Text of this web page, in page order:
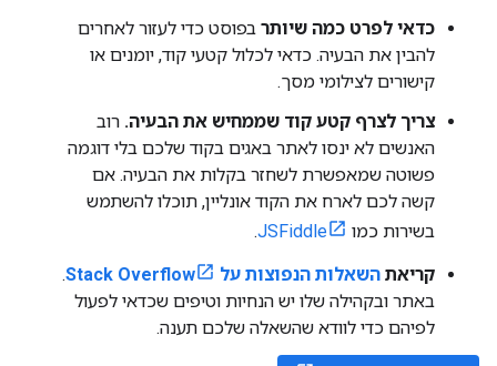
כדאי לפרט כמה שיותר בפוסט כדי לעזור לאחרים
להבין את הבעיה. כדאי לכלול קטעי קוד, יומנים או
קישורים לצילומי מסך.
צריך לצרף קטע קוד שממחיש את הבעיה. רוב
האנשים לא ינסו לאתר באגים בקוד שלכם בלי דוגמה
פשוטה שמאפשרת לשחזר בקלות את הבעיה. אם
קשה לכם לארח את הקוד אונליין, תוכלו להשתמש
בשירות כמו
JSFiddle
.
קריאת השאלות הנפוצות על Stack Overflow
.
באתר ובקהילה שלו יש הנחיות וטיפים שכדאי לפעול
לפיהם כדי לוודא שהשאלה שלכם תענה.